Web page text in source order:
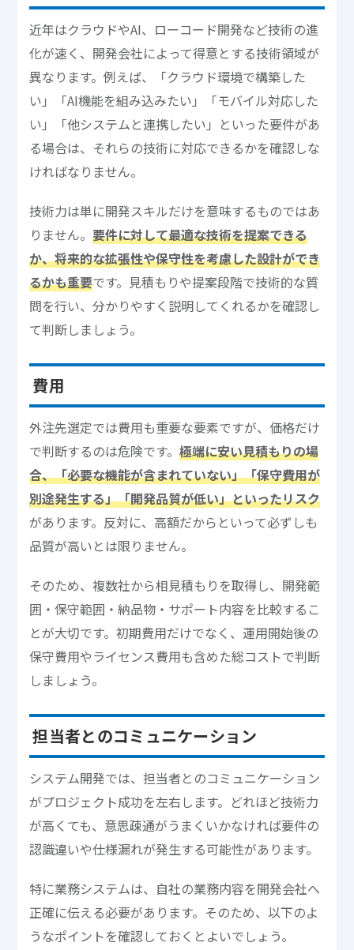
近年はクラウドやAI、ローコード開発など技術の進
化が速く、開発会社によって得意とする技術領域が
異なります。例えば、「クラウド環境で構築した
い」「AI機能を組み込みたい」「モバイル対応した
い」「他システムと連携したい」といった要件があ
る場合は、それらの技術に対応できるかを確認しな
ければなりません。
技術力は単に開発スキルだけを意味するものではあ
りません。要件に対して最適な技術を提案できる
か、将来的な拡張性や保守性を考慮した設計ができ
るかも重要です。見積もりや提案段階で技術的な質
問を行い、分かりやすく説明してくれるかを確認し
て判断しましょう。
費用
外注先選定では費用も重要な要素ですが、価格だけ
で判断するのは危険です。極端に安い見積もりの場
合、「必要な機能が含まれていない」「保守費用が
別途発生する」「開発品質が低い」といったリスク
があります。反対に、高額だからといって必ずしも
品質が高いとは限りません。
そのため、複数社から相見積もりを取得し、開発範
囲・保守範囲・納品物・サポート内容を比較するこ
とが大切です。初期費用だけでなく、運用開始後の
保守費用やライセンス費用も含めた総コストで判断
しましょう。
担当者とのコミュニケーション
システム開発では、担当者とのコミュニケーション
がプロジェクト成功を左右します。どれほど技術力
が高くても、意思疎通がうまくいかなければ要件の
認識違いや仕様漏れが発生する可能性があります。
特に業務システムは、自社の業務内容を開発会社へ
正確に伝える必要があります。そのため、以下のよ
うなポイントを確認しておくとよいでしょう。